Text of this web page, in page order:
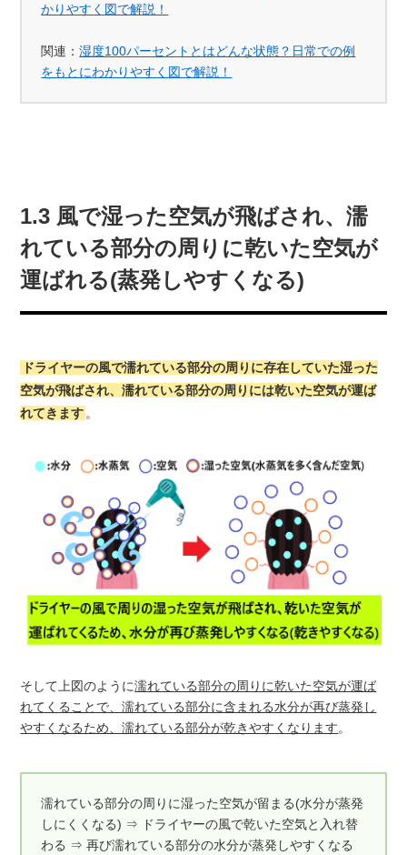
かりやすく図で解説！
関連：湿度100パーセントとはどんな状態？日常での例
をもとにわかりやすく図で解説！
1.3 風で湿った空気が飛ばされ、濡
れている部分の周りに乾いた空気が
運ばれる(蒸発しやすくなる)
ドライヤーの風で濡れている部分の周りに存在していた湿った
空気が飛ばされ、濡れている部分の周りには乾いた空気が運ば
れてきます。
そして上図のように濡れている部分の周りに乾いた空気が運ば
れてくることで、濡れている部分に含まれる水分が再び蒸発し
やすくなるため、濡れている部分が乾きやすくなります。
濡れている部分の周りに湿った空気が留まる(水分が蒸発
しにくくなる) ⇒ ドライヤーの風で乾いた空気と入れ替
わる ⇒ 再び濡れている部分の水分が蒸発しやすくなる